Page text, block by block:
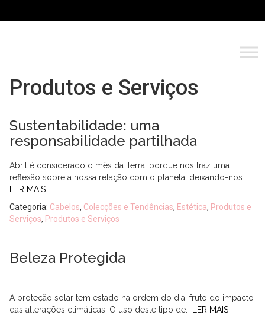
Produtos e Serviços
Sustentabilidade: uma
responsabilidade partilhada
Abril é considerado o mês da Terra, porque nos traz uma
reflexão sobre a nossa relação com o planeta, deixando-nos…
LER MAIS
Categoria: Cabelos, Colecções e Tendências, Estética, Produtos e
Serviços, Produtos e Serviços
Beleza Protegida
A proteção solar tem estado na ordem do dia, fruto do impacto
das alterações climáticas. O uso deste tipo de…
LER MAIS